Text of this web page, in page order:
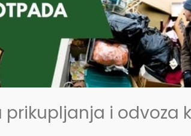
prikupljanja i